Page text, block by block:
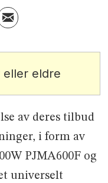
eller eldre
av deres tilbud
i form av
PJMA600F og
universelt